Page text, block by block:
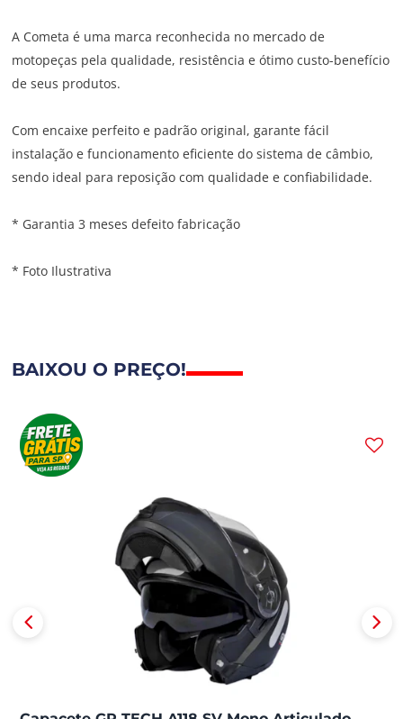
A Cometa é uma marca reconhecida no mercado de
motopeças pela qualidade, resistência e ótimo custo-benefício
de seus produtos.
Com encaixe perfeito e padrão original, garante fácil
instalação e funcionamento eficiente do sistema de câmbio,
sendo ideal para reposição com qualidade e confiabilidade.
* Garantia 3 meses defeito fabricação
* Foto Ilustrativa
BAIXOU O PREÇO!